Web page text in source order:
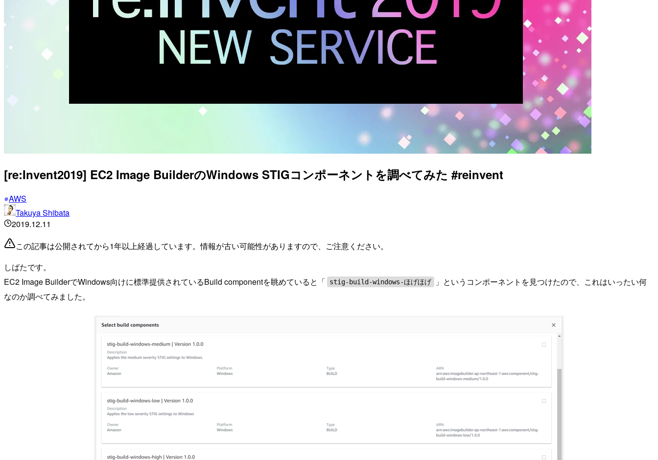
[re:Invent2019] EC2 Image BuilderのWindows STIGコンポーネントを調べてみた #reinvent
AWS
Takuya Shibata
2019.12.11
この記事は公開されてから1年以上経過しています。情報が古い可能性がありますので、ご注意ください。
しばたです。
EC2 Image BuilderでWindows向けに標準提供されているBuild componentを眺めていると「
stig-build-windows-ほげほげ
」というコンポーネントを見つけたので、これはいったい何
なのか調べてみました。